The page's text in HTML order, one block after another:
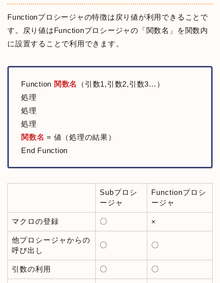
Functionプロシージャの特徴は戻り値が利用できることで
す。戻り値はFunctionプロシージャの「関数名」を関数内
に設置することで利用できます。
Function 関数名
（引数1,引数2,引数3…）
処理
処理
処理
関数名 = 値（処理の結果）
End Function
Subプロシ
ージャ
Functionプロシ
ージャ
マクロの登録 〇 ×
他プロシージャからの
呼び出し
〇 〇
引数の利用 〇 〇